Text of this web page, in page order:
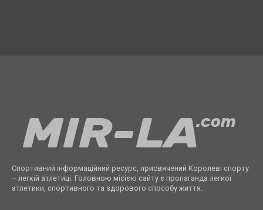
Спортивний інформаційний ресурс, присвячений Королеві спорту
– легкій атлетиці. Головною місією сайту є пропаганда легкої
атлетики, спортивного та здорового способу життя.